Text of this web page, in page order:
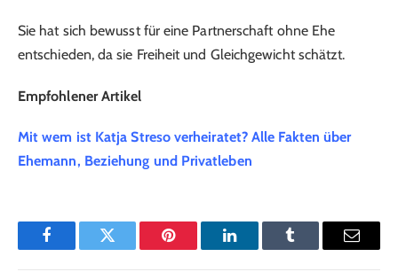
Sie hat sich bewusst für eine Partnerschaft ohne Ehe
entschieden, da sie Freiheit und Gleichgewicht schätzt.
Empfohlener Artikel
Mit wem ist Katja Streso verheiratet? Alle Fakten über
Ehemann, Beziehung und Privatleben
FacebookTwitter Pinterest LinkedInTumblr Email